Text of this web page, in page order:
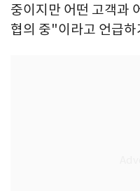
중이지만 어떤 고객과
협의 중"이라고 언급하